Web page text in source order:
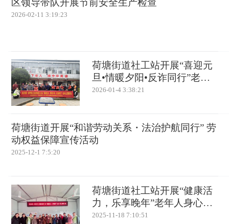
区领导带队开展节前安全生产检查
2026-02-11 3:19:23
荷塘街道社工站开展“喜迎元
旦•情暖夕阳•反诈同行”老年
人主题活动
2026-01-4 3:38:21
荷塘街道开展“和谐劳动关系・法治护航同行” 劳
动权益保障宣传活动
2025-12-1 7:5:20
荷塘街道社工站开展“健康活
力，乐享晚年”老年人身心赋
能小组活动
2025-11-18 7:10:51